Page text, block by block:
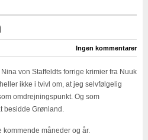
Ingen kommentarer
von Staffeldts forrige krimier fra Nuuk
ikke i tvivl om, at jeg selvfølgelig
omdrejningspunkt. Og som
besidde Grønland.
kommende måneder og år.